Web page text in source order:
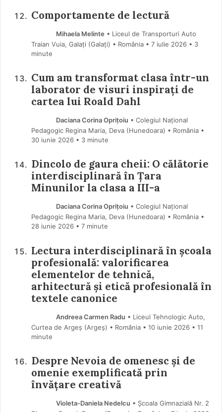
Comportamente de lectură
Mihaela Melinte • Liceul de Transporturi Auto
Traian Vuia, Galați (Galaţi) • România
7 iulie 2026 • 3
minute
Cum am transformat clasa într-un
laborator de visuri inspirați de
cartea lui Roald Dahl
Daciana Corina Oprițoiu • Colegiul Național
Pedagogic Regina Maria, Deva (Hunedoara) • România
30 iunie 2026 • 3 minute
Dincolo de gaura cheii: O călătorie
interdisciplinară în Țara
Minunilor la clasa a III-a
Daciana Corina Oprițoiu • Colegiul Național
Pedagogic Regina Maria, Deva (Hunedoara) • România
28 iunie 2026 • 7 minute
Lectura interdisciplinară în școala
profesională: valorificarea
elementelor de tehnică,
arhitectură și etică profesională în
textele canonice
Andreea Carmen Radu • Liceul Tehnologic Auto,
Curtea de Argeș (Argeş) • România
10 iunie 2026 • 11
minute
Despre Nevoia de omenesc și de
omenie exemplificată prin
învățare creativă
Violeta-Daniela Nedelcu • Școala Gimnazială Nr. 2